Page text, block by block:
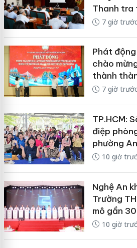
Thanh tra
7 giờ
Phát
chào
thành
7 giờ
TP.HCM:
điệp
phường
10 giờ
Nghệ An
Trường
mô gần
10 giờ